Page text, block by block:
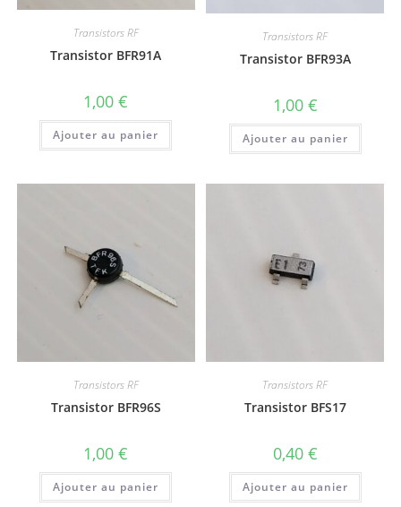
Transistors RF
Transistor BFR91A
1,00€
Ajouter au panier
Transistors RF
Transistor BFR93A
1,00 €
Ajouter au panier
Transistors RF
Transistor BFR96S
1,00€
Ajouter au panier
Transistors RF
Transistor BFS17
0,40 €
Ajouter au panier